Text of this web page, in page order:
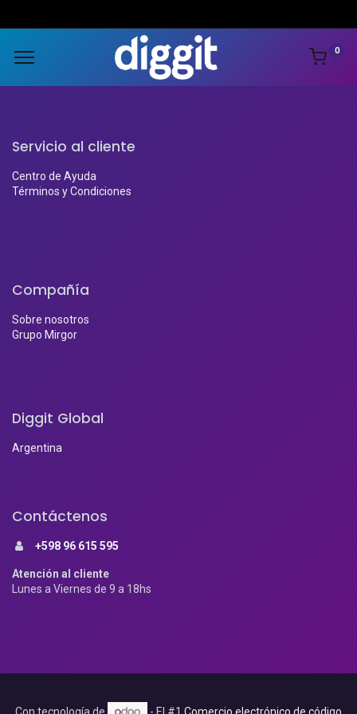
0
Servicio al cliente
Centro de Ayuda
Términos y Condiciones
Compañía
Sobre nosotros
Grupo Mirgor
Diggit Global
Argentina
Contáctenos
+598 96 615 595
Atención al cliente
Lunes a Viernes de 9 a 18hs
Con tecnología de - El #1 Comercio electrónico de código